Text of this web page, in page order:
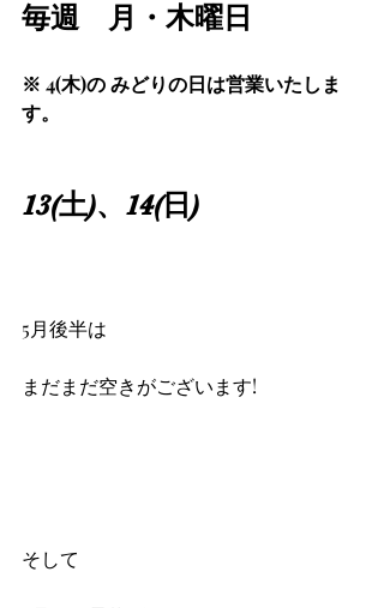
毎週　月・木曜日
※ 4(木)の みどりの日は営業いたしま
す。
13(土)、14(日)
5月後半は
まだまだ空きがございます!
そして